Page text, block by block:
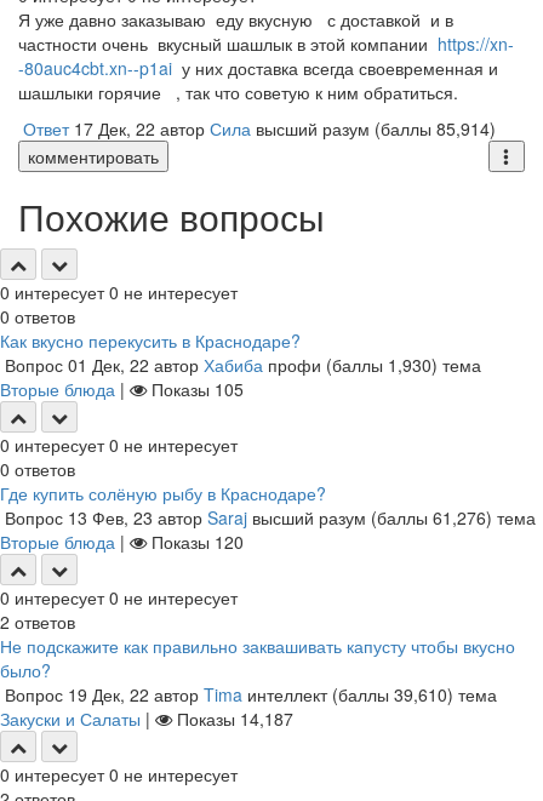
Я уже давно заказываю еду вкусную с доставкой и в
частности очень вкусный шашлык в этой компании https://xn-
-80auc4cbt.xn--p1ai у них доставка всегда своевременная и
шашлыки горячие , так что советую к ним обратиться.
Ответ 17 Дек, 22 автор Сила высший разум (баллы 85,914)
комментировать
Похожие вопросы
0 интересует 0 не интересует
0 ответов
Как вкусно перекусить в Краснодаре?
Вопрос 01 Дек, 22 автор Хабиба профи (баллы 1,930) тема
Вторые блюда | Показы 105
0 интересует 0 не интересует
0 ответов
Где купить солёную рыбу в Краснодаре?
Вопрос 13 Фев, 23 автор Saraj высший разум (баллы 61,276) тема
Вторые блюда | Показы 120
0 интересует 0 не интересует
2 ответов
Не подскажите как правильно заквашивать капусту чтобы вкусно
было?
Вопрос 19 Дек, 22 автор Tima интеллект (баллы 39,610) тема
Закуски и Салаты | Показы 14,187
0 интересует 0 не интересует